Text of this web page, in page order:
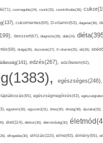
csomagolás(24), csont(33), csontritkulás(36),
cukormentes(69), D-vitamin(53), daganat(36),
desszert(67), diagnózis(28), diák(24),
drága(26), duzzanat(27), E-vitamin(25), eb(26),
édesség(141), edzés(267), edzőterem(42),
egészséges(246),
egészségmegőrzés(43),
egyetem(30), egyszerű(31), éhes(30), éhség(38), éjszaka(33),
élet(114), életkor(30), életminőség(30),
elfogadás(30), elhízás(110), elme(93), élmény(55),